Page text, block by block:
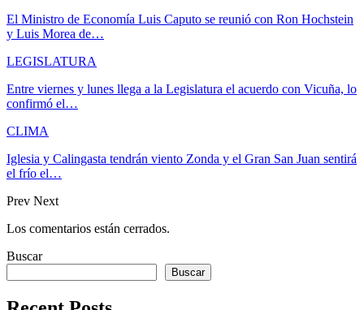
El Ministro de Economía Luis Caputo se reunió con Ron Hochstein
y Luis Morea de…
LEGISLATURA
Entre viernes y lunes llega a la Legislatura el acuerdo con Vicuña, lo
confirmó el…
CLIMA
Iglesia y Calingasta tendrán viento Zonda y el Gran San Juan sentirá
el frío el…
Prev Next
Los comentarios están cerrados.
Buscar
Buscar